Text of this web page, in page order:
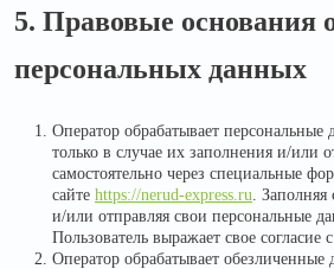
5. Правовые основания
персональных данных
Оператор обрабатывает персональные
только в случае их заполнения и/или
самостоятельно через специальные
сайте https://nerud-express.ru .
и/или отправляя свои персональные
Пользователь выражает свое согласие
Оператор обрабатывает обезличенные